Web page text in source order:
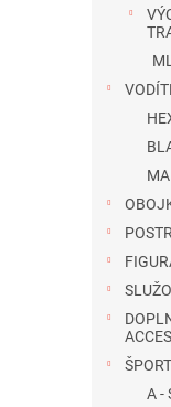
A -